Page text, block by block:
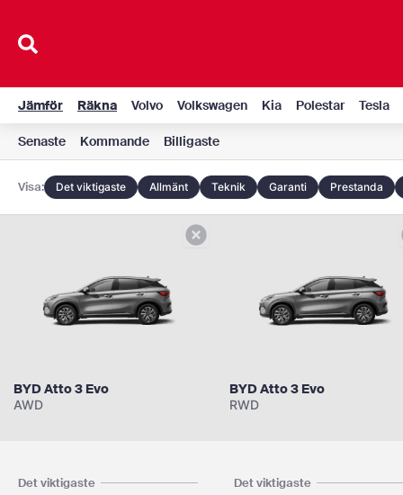
innehåll
Jämför Räkna Volvo Volkswagen Kia Polestar Tesla
Senaste Kommande Billigaste
Visa: Det viktigaste Allmänt Teknik Garanti Prestanda
BYD Atto 3 Evo
AWD
BYD Atto 3 Evo
RWD
Det viktigaste Det viktigaste